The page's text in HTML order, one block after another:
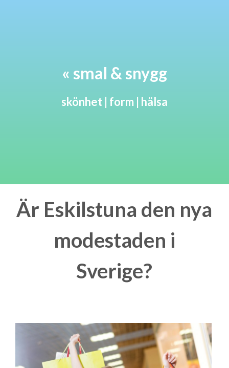
« smal & snygg
skönhet | form | hälsa
Är Eskilstuna den nya
modestaden i
Sverige?